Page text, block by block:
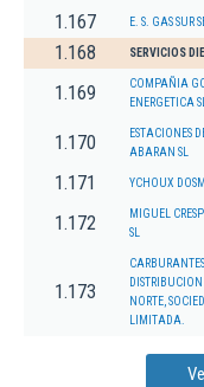
1.167 E. S. GAS SUR
1.168 SERVICIOS
1.169
COMPAÑIA
ENERGETICA SL
1.170
ESTACIONES
ABARAN SL
1.171 YCHOUX
1.172
MIGUEL
SL
1.173
NORTE,
LIMITADA.